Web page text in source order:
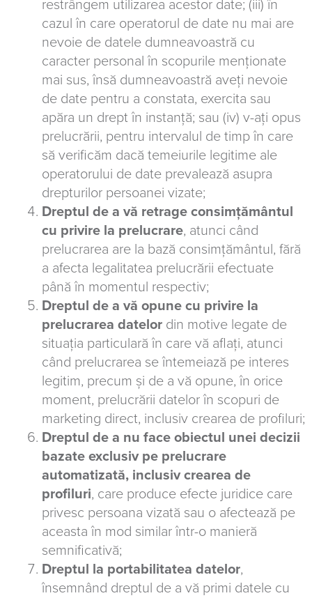
restrângem utilizarea acestor date; (iii) în
cazul în care operatorul de date nu mai are
nevoie de datele dumneavoastră cu
caracter personal în scopurile menționate
mai sus, însă dumneavoastră aveți nevoie
de date pentru a constata, exercita sau
apăra un drept în instanță; sau (iv) v-ați opus
prelucrării, pentru intervalul de timp în care
să verificăm dacă temeiurile legitime ale
operatorului de date prevalează asupra
drepturilor persoanei vizate;
Dreptul de a vă retrage consimțământul
cu privire la prelucrare, atunci când
prelucrarea are la bază consimțământul, fără
a afecta legalitatea prelucrării efectuate
până în momentul respectiv;
Dreptul de a vă opune cu privire la
prelucrarea datelor din motive legate de
situația particulară în care vă aflați, atunci
când prelucrarea se întemeiază pe interes
legitim, precum și de a vă opune, în orice
moment, prelucrării datelor în scopuri de
marketing direct, inclusiv crearea de profiluri;
Dreptul de a nu face obiectul unei decizii
bazate exclusiv pe prelucrare
automatizată, inclusiv crearea de
profiluri, care produce efecte juridice care
privesc persoana vizată sau o afectează pe
aceasta în mod similar într-o manieră
semnificativă;
Dreptul la portabilitatea datelor,
însemnând dreptul de a vă primi datele cu